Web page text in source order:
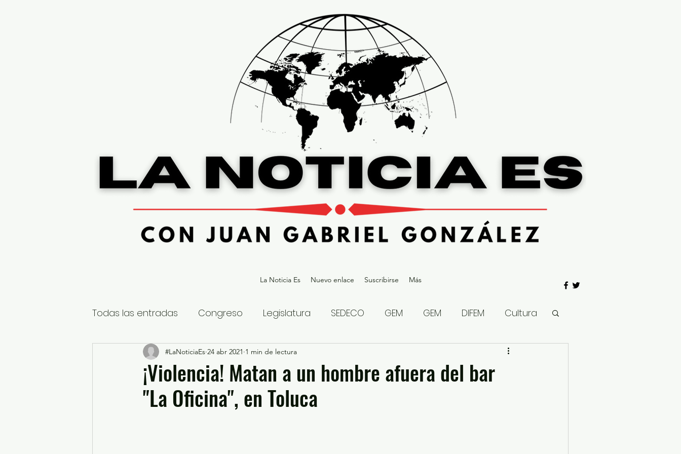
La Noticia Es Nuevo enlace Suscribirse Más
Todas las entradas Congreso Legislatura SEDECO GEM GEM DIFEM Cultura
Nacional Estatal Gubernatura Edoméx 2023
Educación y Cultura Seguridad y Justicia
¡Violencia! Matan a un hombre afuera del bar
"La Oficina", en Toluca
#LaNoticiaEs 24 abr 2021 1 min de lectura